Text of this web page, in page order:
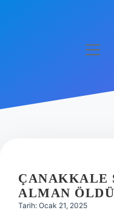
Hakkımızda
ÇANAKKALE
ALMAN ÖLDÜ
Tarih: Ocak 21, 2025